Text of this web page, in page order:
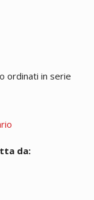
ordinati in serie
da: